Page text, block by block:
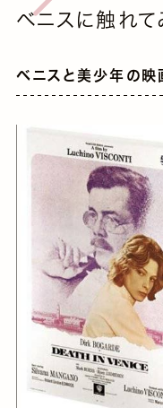
ベニスに触れて
ベニスと美少年の映